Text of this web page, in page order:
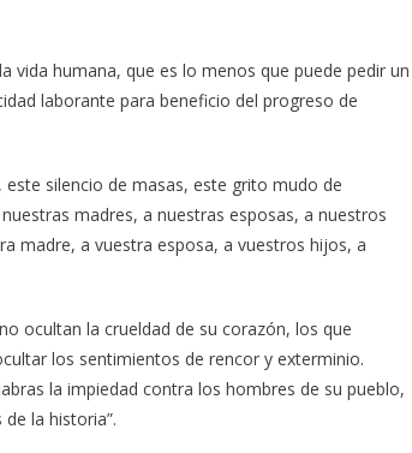
vida humana, que es lo menos que puede pedir un
laborante para beneficio del progreso de
este silencio de masas, este grito mudo de
madres, a nuestras esposas, a nuestros
madre, a vuestra esposa, a vuestros hijos, a
ocultan la crueldad de su corazón, los que
los sentimientos de rencor y exterminio.
la impiedad contra los hombres de su pueblo,
la historia”.